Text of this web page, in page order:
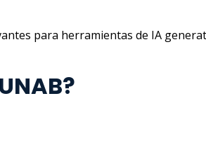
para herramientas de IA